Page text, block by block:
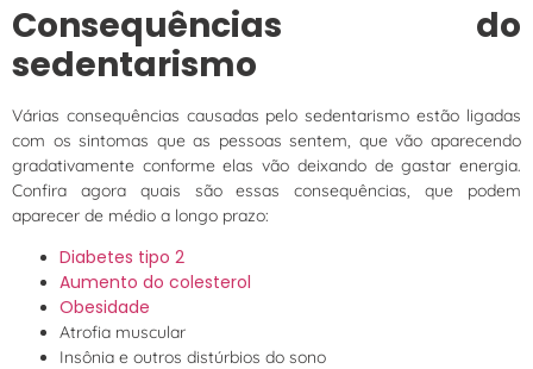
Consequências do
sedentarismo
Várias consequências causadas pelo sedentarismo estão ligadas
com os sintomas que as pessoas sentem, que vão aparecendo
gradativamente conforme elas vão deixando de gastar energia.
Confira agora quais são essas consequências, que podem
aparecer de médio a longo prazo:
Diabetes tipo 2
Aumento do colesterol
Obesidade
Atrofia muscular
Insônia e outros distúrbios do sono